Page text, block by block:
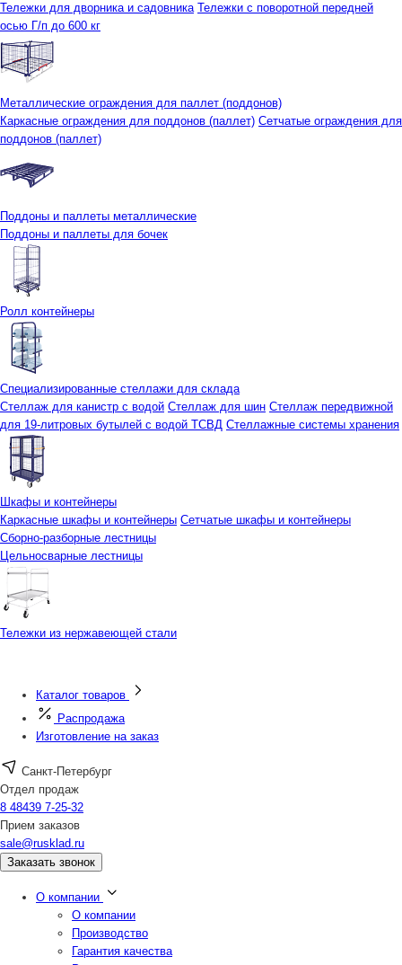
Тележки для дворника и садовника Тележки с поворотной передней
осью Г/п до 600 кг
Металлические ограждения для паллет (поддонов)
Каркасные ограждения для поддонов (паллет) Сетчатые ограждения для
поддонов (паллет)
Поддоны и паллеты металлические
Поддоны и паллеты для бочек
Ролл контейнеры
Специализированные стеллажи для склада
Стеллаж для канистр с водой Стеллаж для шин Стеллаж передвижной
для 19-литровых бутылей с водой ТСВД Стеллажные системы хранения
Шкафы и контейнеры
Каркасные шкафы и контейнеры Сетчатые шкафы и контейнеры
Сборно-разборные лестницы
Цельносварные лестницы
Тележки из нержавеющей стали
Каталог товаров
Распродажа
Изготовление на заказ
Санкт-Петербург
Отдел продаж
8 48439 7-25-32
Прием заказов
sale@rusklad.ru
Заказать звонок
О компании
О компании
Производство
Гарантия качества